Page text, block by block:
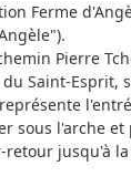
Ferme
Pierre
Saint-Esprit,
sous l'arche
jusqu'à